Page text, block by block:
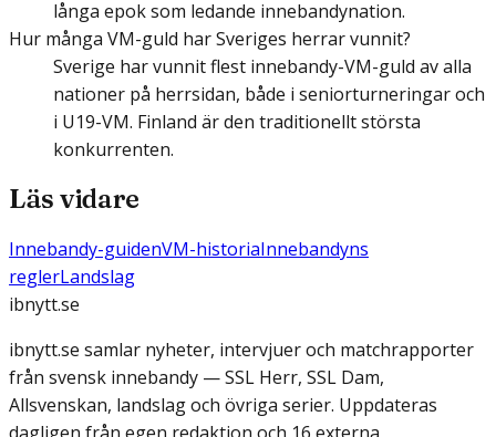
långa epok som ledande innebandynation.
Hur många VM-guld har Sveriges herrar vunnit?
Sverige har vunnit flest innebandy-VM-guld av alla
nationer på herrsidan, både i seniorturneringar och
i U19-VM. Finland är den traditionellt största
konkurrenten.
Läs vidare
Innebandy-guidenVM-historiaInnebandyns
reglerLandslag
ibnytt.se
ibnytt.se samlar nyheter, intervjuer och matchrapporter
från svensk innebandy — SSL Herr, SSL Dam,
Allsvenskan, landslag och övriga serier. Uppdateras